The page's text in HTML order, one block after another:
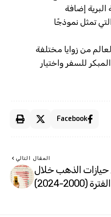
إضافة
تمثل نموذجًا
من زوايا مختلفة
للسفر واختيار
Facebook
المقال التالي
حيازات الذهب خلال
الفترة (2000-2024)